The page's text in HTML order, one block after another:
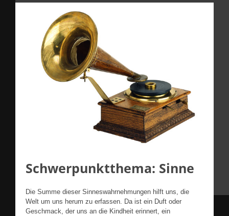
Schwerpunktthema: Sinne
Die Summe dieser Sinneswahrnehmungen hilft uns, die
Welt um uns herum zu erfassen. Da ist ein Duft oder
Geschmack, der uns an die Kindheit erinnert, ein